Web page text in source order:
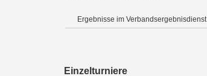
Ergebnisse im Verbandsergebnisdienst
Einzelturniere